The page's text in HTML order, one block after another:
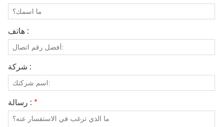
هاتف :
شركة :
رسالة : *